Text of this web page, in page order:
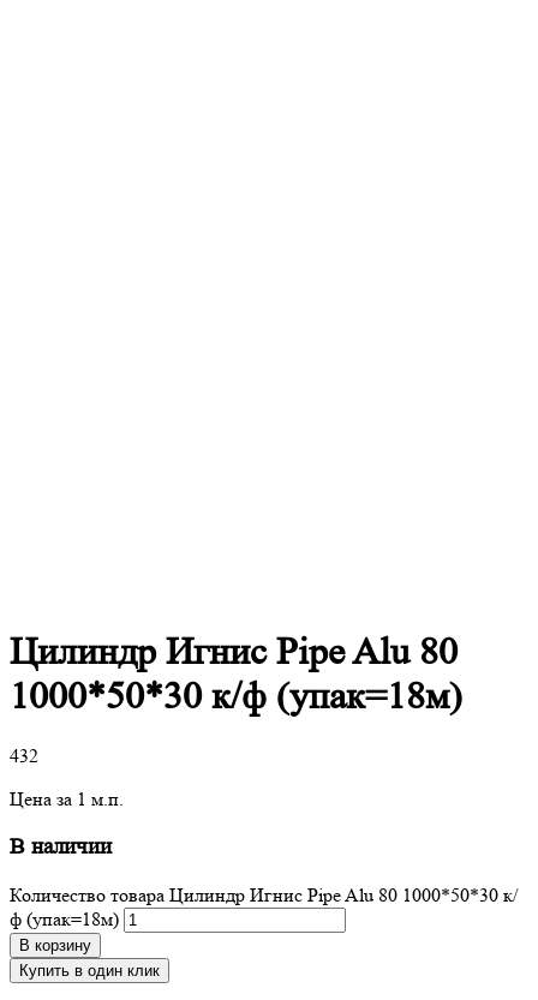
Цилиндр Игнис Pipe Alu 80
1000*50*30 к/ф (упак=18м)
432
Цена за 1 м.п.
В наличии
Количество товара Цилиндр Игнис Pipe Alu 80 1000*50*30 к/
ф (упак=18м)
В корзину
Купить в один клик